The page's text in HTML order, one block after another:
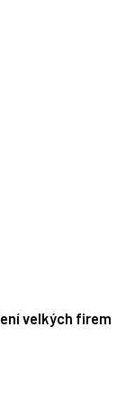
velkých firem